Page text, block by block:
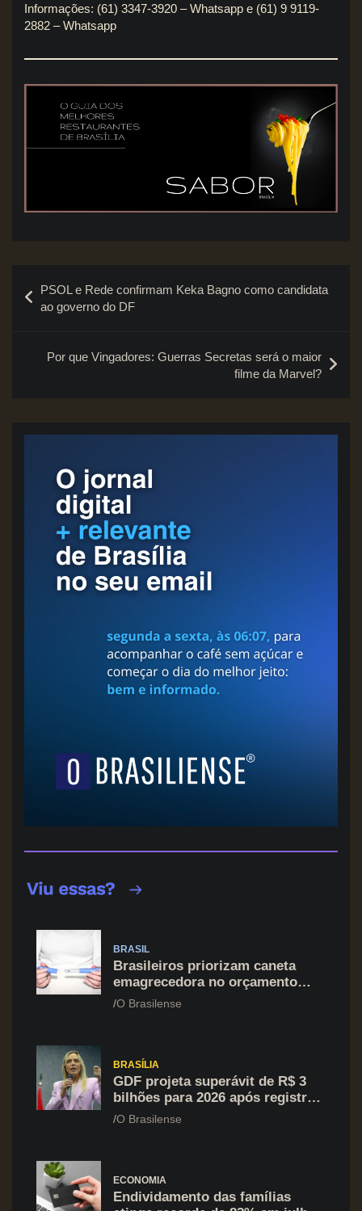
Informações: (61) 3347-3920 – Whatsapp e (61) 9 9119-
2882 – Whatsapp
de
PSOL e Rede confirmam Keka Bagno como candidata
ao governo do DF
Por que Vingadores: Guerras Secretas será o maior
filme da Marvel?
BRASIL
Brasileiros priorizam caneta
emagrecedora no orçamento
mesmo em situação de aperto
O Brasilense
BRASÍLIA
GDF projeta superávit de R$ 3
bilhões para 2026 após registrar
recuo no déficit
O Brasilense
ECONOMIA
Endividamento das famílias